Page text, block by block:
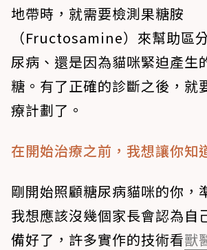
地帶時，就需要檢測果糖胺
（Fructosamine）來幫助區
尿病、還是因為貓咪緊迫產生
糖。有了正確的診斷之後，就
療計劃了。
在開始治療之前，我想讓你
剛開始照顧糖尿病貓咪的你，
我想應該沒幾個家長會認為自
備好了，許多實作的技術看獸